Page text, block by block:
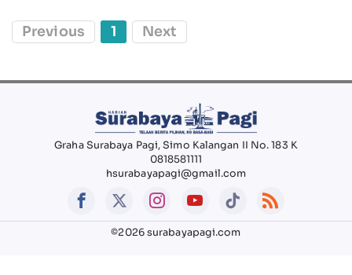
Previous 1 Next
Graha Surabaya Pagi, Simo Kalangan II No. 183 K
0818581111
hsurabayapagi@gmail.com
©2026 surabayapagi.com